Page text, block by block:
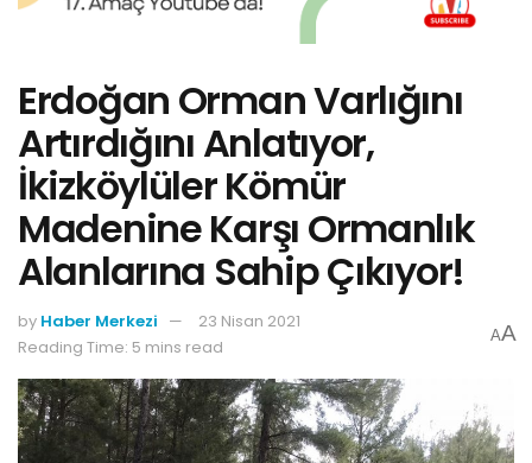
Erdoğan Orman Varlığını
Artırdığını Anlatıyor,
İkizköylüler Kömür
Madenine Karşı Ormanlık
Alanlarına Sahip Çıkıyor!
by Haber Merkezi
23 Nisan 2021
Reading Time: 5 mins read
AA